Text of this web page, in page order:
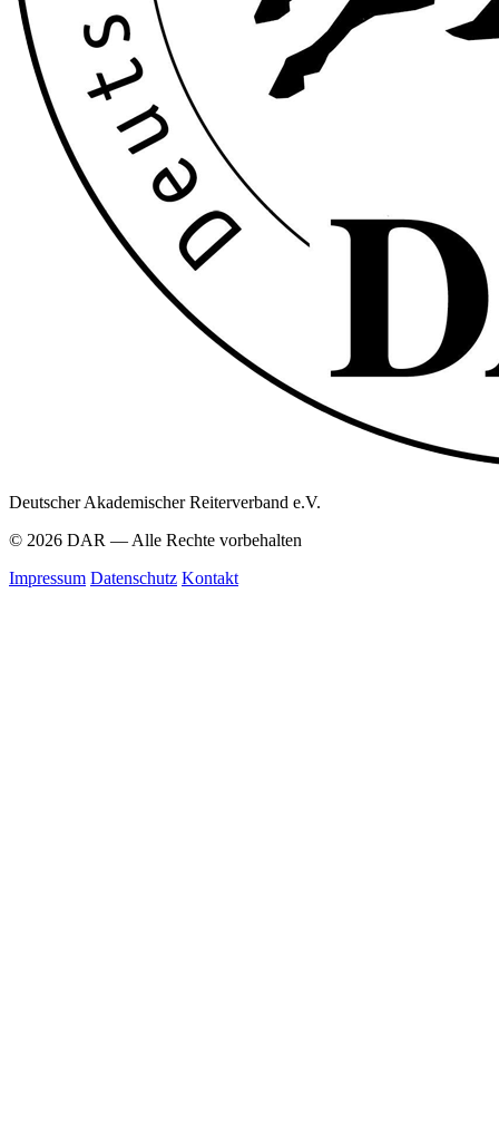
Deutscher Akademischer Reiterverband e.V.
© 2026 DAR — Alle Rechte vorbehalten
Impressum Datenschutz Kontakt